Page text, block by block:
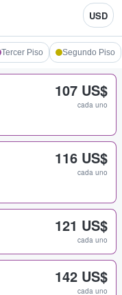
USD
Tercer Piso Segundo Piso
107 US$
cada uno
116 US$
cada uno
121 US$
cada uno
142 US$
cada uno